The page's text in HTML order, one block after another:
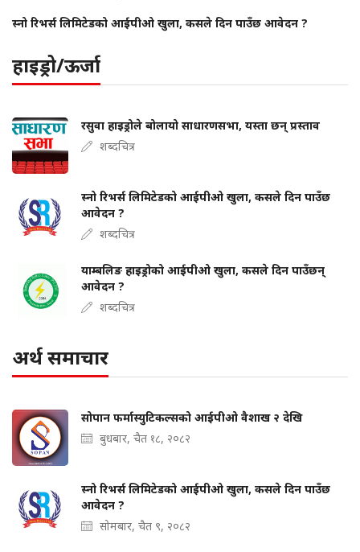
स्नो रिभर्स लिमिटेडको आईपीओ खुला, कसले दिन पाउँछ आवेदन ?
हाइड्रो/ऊर्जा
रसुवा हाइड्रोले बोलायो साधारणसभा, यस्ता छन् प्रस्ताव
शब्दचित्र
स्नो रिभर्स लिमिटेडको आईपीओ खुला, कसले दिन पाउँछ
आवेदन ?
शब्दचित्र
याम्बलिङ हाइड्रोको आईपीओ खुला, कसले दिन पाउँछन्
आवेदन ?
शब्दचित्र
अर्थ समाचार
सोपान फर्मास्युटिकल्सको आईपीओ वैशाख २ देखि
बुधबार, चैत १८, २०८२
स्नो रिभर्स लिमिटेडको आईपीओ खुला, कसले दिन पाउँछ
आवेदन ?
सोमबार, चैत ९, २०८२